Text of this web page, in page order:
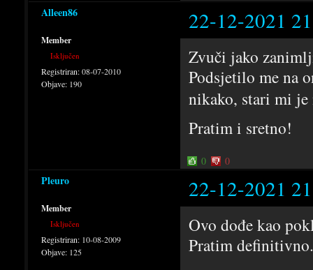
Alleen86 22-12-2021
Member
Isključen
Registriran:08-07-2010
Objave: 190
Zvuči jako
Podsjetilo me na
nikako, stari mi
Pratim i sretno!
0 0
Pleuro 22-12-2021
Member
Isključen
Registriran: 10-08-2009
Objave: 125
Ovo dođe kao
Pratim definitivno.